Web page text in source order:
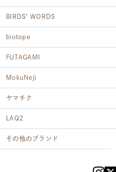
BIRDS' WORDS
biotope
FUTAGAMI
MokuNeji
ヤマチク
LAQ2
その他のブランド